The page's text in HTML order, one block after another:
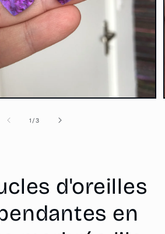
1 /de
3
d'oreilles
en